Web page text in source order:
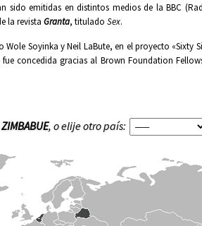
sido emitidas en distintos medios de la BBC
la revista Granta, titulado Sex.
Soyinka y Neil LaBute, en el proyecto «Sixty
concedida gracias al Brown Foundation
ZIMBABUE, o elije otro país: